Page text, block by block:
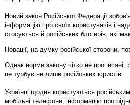
Новий закон Російської Федерації
інформацію про своїх користувачів і
стосується й російських блогерів, які
Новації, на думку російської сторони,
Однак норми закону чітко не прописані,
це турбує не лише російських юристів.
Українці щодня користуються
мобільні телефони, інформацію про